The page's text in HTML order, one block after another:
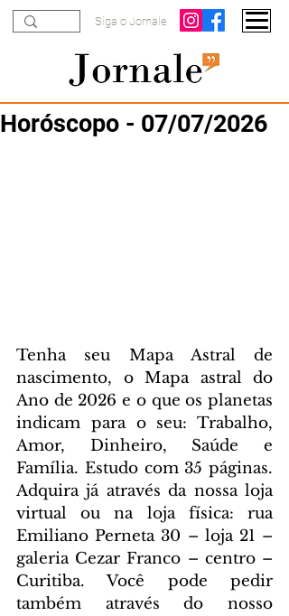
Siga o Jornale
Horóscopo - 07/07/2026
Tenha seu Mapa Astral de
nascimento, o Mapa astral do
Ano de 2026 e o que os planetas
indicam para o seu: Trabalho,
Amor, Dinheiro, Saúde e
Família. Estudo com 35 páginas.
Adquira já através da nossa loja
virtual ou na loja física: rua
Emiliano Perneta 30 – loja 21 –
galeria Cezar Franco – centro –
Curitiba. Você pode pedir
também através do nosso